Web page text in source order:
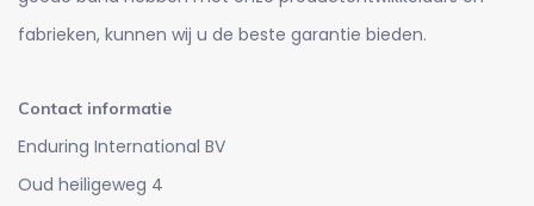
fabrieken, kunnen wij u de beste garantie bieden.
Contact informatie
Enduring International BV
Oud heiligeweg 4